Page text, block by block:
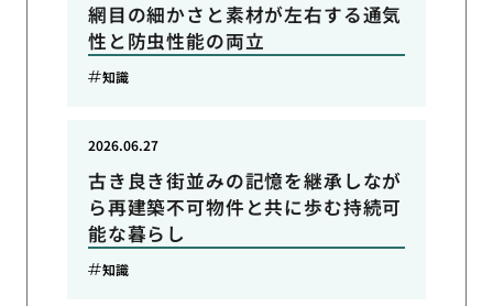
網目の細かさと素材が左右する通気
性と防虫性能の両立
知識
古き良き街並みの記憶を継承しなが
ら再建築不可物件と共に歩む持続可
能な暮らし
2026.06.27
知識